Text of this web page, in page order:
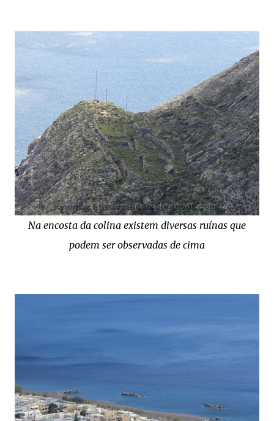
Na encosta da colina existem diversas ruínas que
podem ser observadas de cima